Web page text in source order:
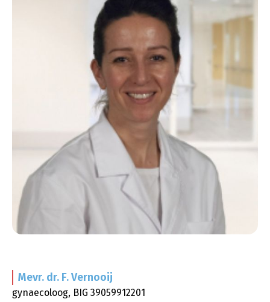
Mevr. dr. F.Vernooij
gynaecoloog, BIG 39059912201